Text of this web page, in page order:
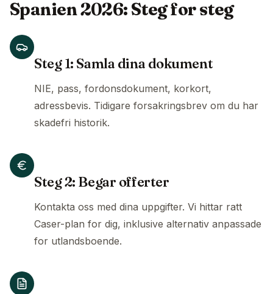
Spanien 2026: Steg for steg
Steg 1: Samla dina dokument
NIE, pass, fordonsdokument, korkort,
adressbevis. Tidigare forsakringsbrev om du har
skadefri historik.
Steg 2: Begar offerter
Kontakta oss med dina uppgifter. Vi hittar ratt
Caser-plan for dig, inklusive alternativ anpassade
for utlandsboende.